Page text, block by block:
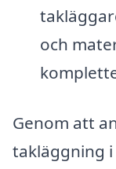
och
Genom att
takläggning